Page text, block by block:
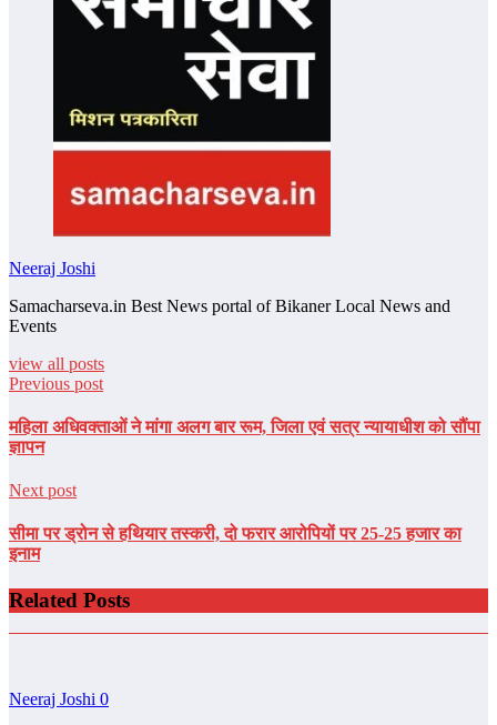
Neeraj Joshi
Samacharseva.in Best News portal of Bikaner Local News and
Events
view all posts
Previous post
महिला अधिवक्ताओं ने मांगा अलग बार रूम, जिला एवं सत्र न्यायाधीश को सौंपा
ज्ञापन
Next post
सीमा पर ड्रोन से हथियार तस्करी, दो फरार आरोपियों पर 25-25 हजार का
इनाम
Related Posts
Neeraj Joshi 0